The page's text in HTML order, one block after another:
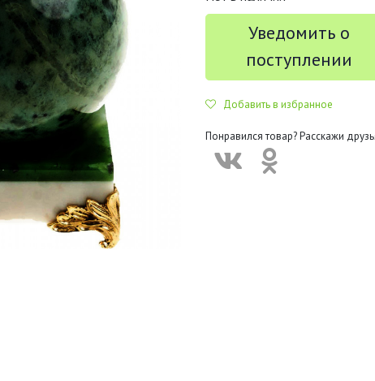
Уведомить о
поступлении
Добавить в избранное
Понравился товар? Расскажи